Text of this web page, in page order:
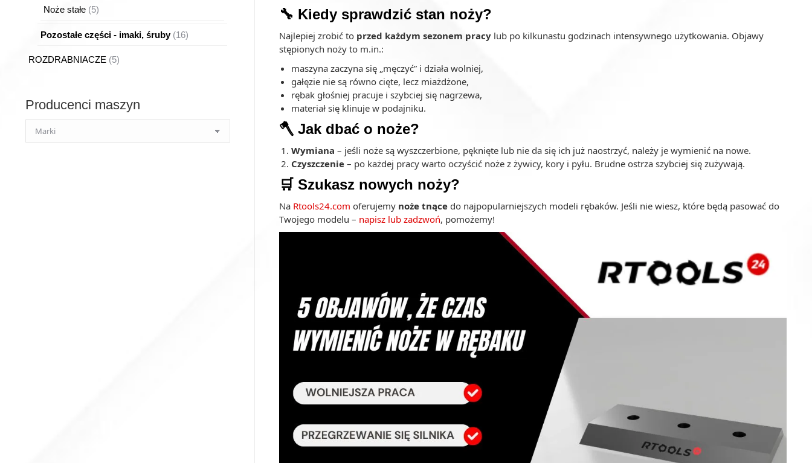
🔧 Kiedy sprawdzić stan noży?
Najlepiej zrobić to przed każdym sezonem pracy lub po kilkunastu godzinach intensywnego użytkowania. Objawy
stępionych noży to m.in.:
maszyna zaczyna się „męczyć” i działa wolniej,
gałęzie nie są równo cięte, lecz miażdżone,
rębak głośniej pracuje i szybciej się nagrzewa,
materiał się klinuje w podajniku.
🪓 Jak dbać o noże?
Wymiana – jeśli noże są wyszczerbione, pęknięte lub nie da się ich już naostrzyć, należy je wymienić na nowe.
Czyszczenie – po każdej pracy warto oczyścić noże z żywicy, kory i pyłu. Brudne ostrza szybciej się zużywają.
🛒 Szukasz nowych noży?
Na Rtools24.com oferujemy noże tnące do najpopularniejszych modeli rębaków. Jeśli nie wiesz, które będą pasować do
Twojego modelu – napisz lub zadzwoń, pomożemy!
Noże stałe 55
Pozostałe części - imaki, śruby 1616
ROZDRABNIACZE
55
Producenci maszyn